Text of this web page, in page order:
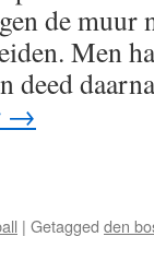
de muur
Men
deed
→
| Getagged den